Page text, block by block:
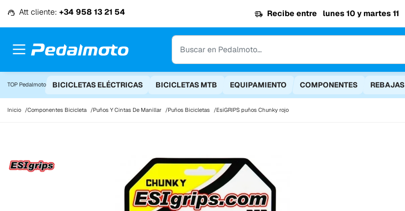
Att cliente: +34 958 13 21 54 Recibe entre lunes 10 y martes 11
TOP Pedalmoto BICICLETAS ELÉCTRICAS BICICLETAS MTB EQUIPAMIENTO COMPONENTES REBAJAS
Inicio Componentes Bicicleta Puños Y Cintas De Manillar Puños Bicicletas EsiGRIPS puños Chunky rojo